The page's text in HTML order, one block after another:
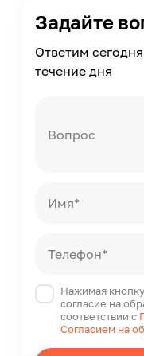
Задайте
Ответим
течение дня
Вопрос
Имя*
Телефон*
Нажимая
согласие на
соответствии с
Согласием на